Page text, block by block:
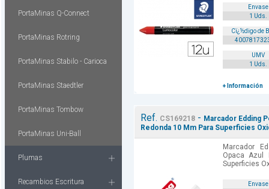
PortaMinas Q-Connect
PortaMinas Rotring
PortaMinas Stabilo - Carioca
PortaMinas Staedtler
PortaMinas Tombow
PortaMinas Uni-Ball
Plumas
Recambios Escritura
Envase
1 Uds.
Cï¿½digo de
UMV
1 Uds.
+ Información
Ref. CS169218- Marcador Edding
Redonda 10 Mm Para Superficies
Marcador
Opaca Azul
Superficies
Envase